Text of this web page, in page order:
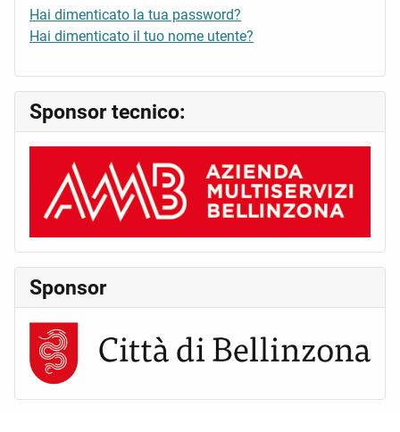
Hai dimenticato la tua password?
Hai dimenticato il tuo nome utente?
Sponsor tecnico:
Sponsor